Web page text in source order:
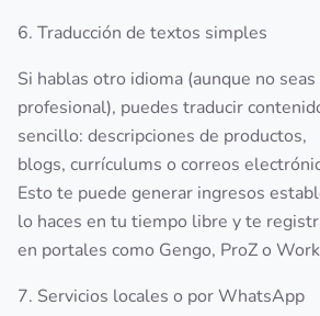
6. Traducción de textos simples
Si hablas otro idioma (aunque no seas
profesional), puedes traducir
sencillo: descripciones de productos,
blogs, currículums o correos
Esto te puede generar ingresos
lo haces en tu tiempo libre y te
en portales como Gengo, ProZ o
7. Servicios locales o por WhatsApp